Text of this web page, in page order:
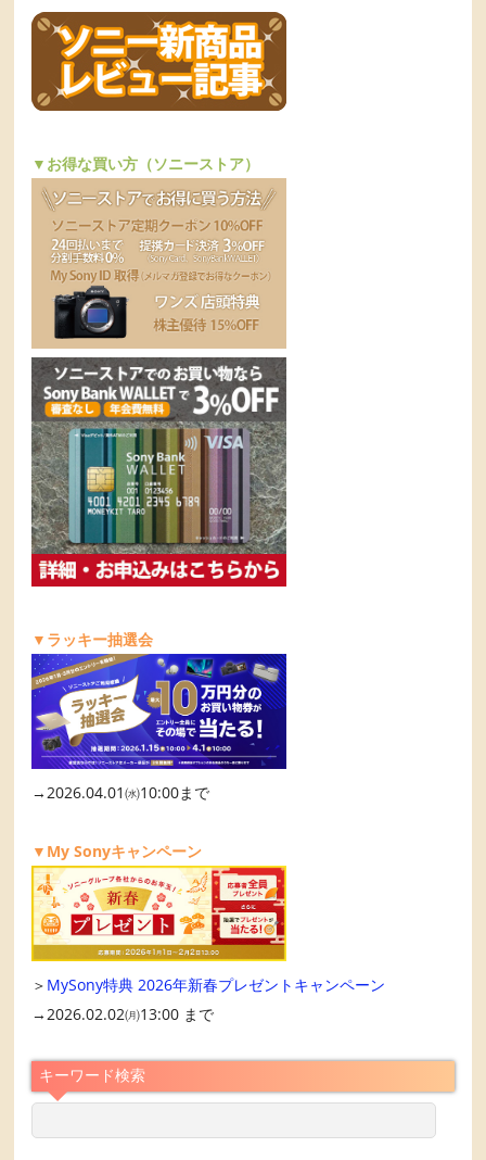
▼お得な買い方（ソニーストア）
▼ラッキー抽選会
→2026.04.01㈬10:00まで
▼My Sonyキャンペーン
＞ MySony特典 2026年新春プレゼントキャンペーン
→2026.02.02㈪13:00 まで
キーワード検索